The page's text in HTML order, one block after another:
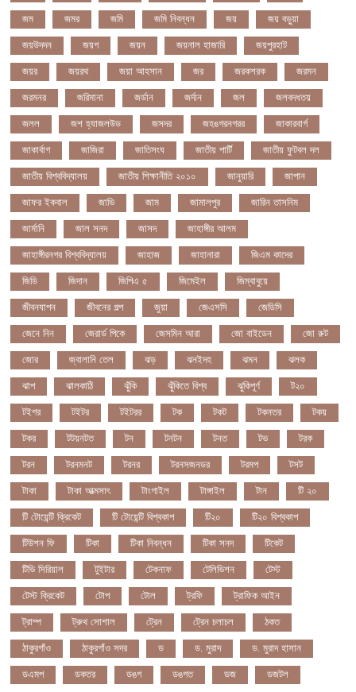
জম জমর জমি জমি নিবন্ধন জয় জয় বড়ুয়া
জয়উদদন জয়গ জয়ন জয়নাল হাজারি জয়পুরহাট
জয়র জয়রথ জয়া আহসান জর জরকশরক জরমন
জরমনর জরিমানা জর্ডান জর্দান জল জলবদধতয়
জলল জশ হ্যাজলউড জসদর জহঙগরনগরর জাকারবার্গ
জাকার্বাগ জাজিরা জাতিসংঘ জাতীয় পার্টি জাতীয় ফুটবল দল
জাতীয় বিশ্ববিদ্যালয় জাতীয় শিক্ষানীতি ২০১০ জানুয়ারি জাপান
জাফর ইকবাল জাভি জাম জামালপুর জারিন তাসনিম
জার্মানি জাল সনদ জাসদ জাহাঙ্গীর আলম
জাহাঙ্গীরনগর বিশ্ববিদ্যালয় জাহাজ জাহানারা জিএম কাদের
জিডি জিদান জিপিএ ৫ জিমেইল জিম্বাবুয়ে
জীবনযাপন জীবনের গল্প জুয়া জেএসসি জেডিসি
জেনে নিন জেরার্ড পিকে জেসমিন আরা জো বাইডেন জো রুট
জোর জ্বালানি তেল ঝড় ঝনইদহ ঝমন ঝলক
ঝাপ ঝালকাঠি ঝুঁকি ঝুঁকিতে বিশ্ব ঝুকিপূর্ণ ট২০
টইগর টইটর টইটরর টক টকট টকনতর টকয়
টকর টটয়নটত টন টনটন টনত টভ টরক
টরন টরনমনট টরনর টরনসজনডর টরমপ টসট
টাকা টাকা আত্মসাৎ টাংগাইল টাঙ্গাইল টান টি ২০
টি টোয়েন্টি ক্রিকেট টি টোয়েন্টি বিশ্বকাপ টি২০ টি২০ বিশ্বকাপ
টিউশন ফি টিকা টিকা নিবন্ধন টিকা সনদ টিকেট
টিভি সিরিয়াল টুইটার টেকনাফ টেলিভিশন টেস্ট
টেস্ট ক্রিকেট টোপ টোল ট্রফি ট্রাফিক আইন
ট্রাম্প ট্রুথ সোশাল ট্রেন ট্রেন চলাচল ঠকত
ঠাকুরগাঁও ঠাকুরগাঁও সদর ড ড. মুরাদ ড. মুরাদ হাসান
ডএমপ ডকতর ডঙগ ডঙগত ডজ ডজটল